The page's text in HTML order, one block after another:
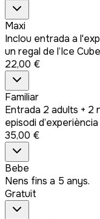
Maxi
Inclou entrada a
un regal de l’Ice
22,00 €
Familiar
Entrada 2 adults + 2
episodi
35,00 €
Bebe
Nens fins a 5 anys.
Gratuït